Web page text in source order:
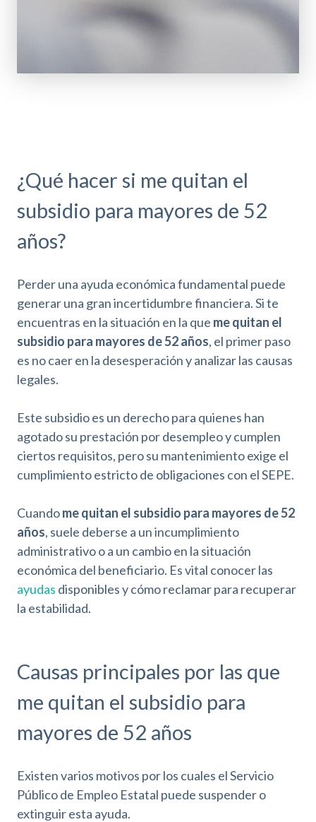
¿Qué hacer si me quitan el
subsidio para mayores de 52
años?
Perder una ayuda económica fundamental puede
generar una gran incertidumbre financiera. Si te
encuentras en la situación en la que me quitan el
subsidio para mayores de 52 años, el primer paso
es no caer en la desesperación y analizar las causas
legales.
Este subsidio es un derecho para quienes han
agotado su prestación por desempleo y cumplen
ciertos requisitos, pero su mantenimiento exige el
cumplimiento estricto de obligaciones con el SEPE.
Cuandome quitan el subsidio para mayores de 52
años, suele deberse a un incumplimiento
administrativo o a un cambio en la situación
económica del beneficiario. Es vital conocer las
ayudas disponibles y cómo reclamar para recuperar
la estabilidad.
Causas principales por las que
me quitan el subsidio para
mayores de 52 años
Existen varios motivos por los cuales el Servicio
Público de Empleo Estatal puede suspender o
extinguir esta ayuda.